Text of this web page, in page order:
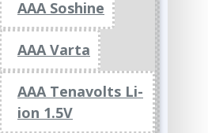
AAA Soshine
AAA Varta
AAA Tenavolts Li-
ion 1.5V